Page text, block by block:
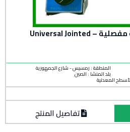
قاعدة شنكار مغناطيسية مفصلية – Universal Jointed
المنطقة : رمسيس - شارع الجمهورية
بلد المنشأ : الصين
المعدنية
تفاصيل المنتج